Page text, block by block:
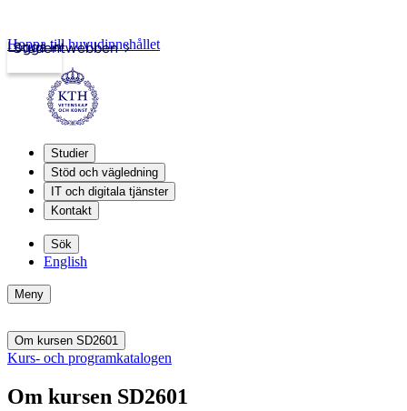
Studentwebben
Logga in
Hoppa till huvudinnehållet
Studier
Stöd och vägledning
IT och digitala tjänster
Kontakt
Sök
English
Meny
Om kursen SD2601
Kurs- och programkatalogen
Om kursen SD2601